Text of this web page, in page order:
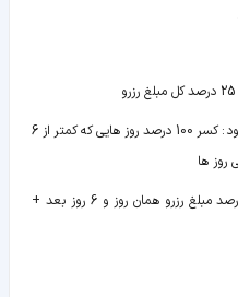
:
کسر 100 درصد روز هایی که کمتر از 6
کسر 100 درصد مبلغ رزرو همان روز و 6 روز بعد +